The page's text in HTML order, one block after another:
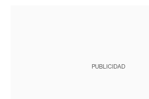
PUBLICIDAD